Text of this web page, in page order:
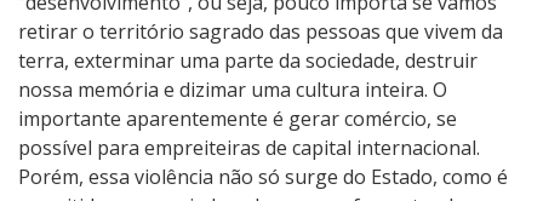
retirar o território sagrado das pessoas que vivem da
terra, exterminar uma parte da sociedade, destruir
nossa memória e dizimar uma cultura inteira. O
importante aparentemente é gerar comércio, se
possível para empreiteiras de capital internacional.
Porém, essa violência não só surge do Estado, como é